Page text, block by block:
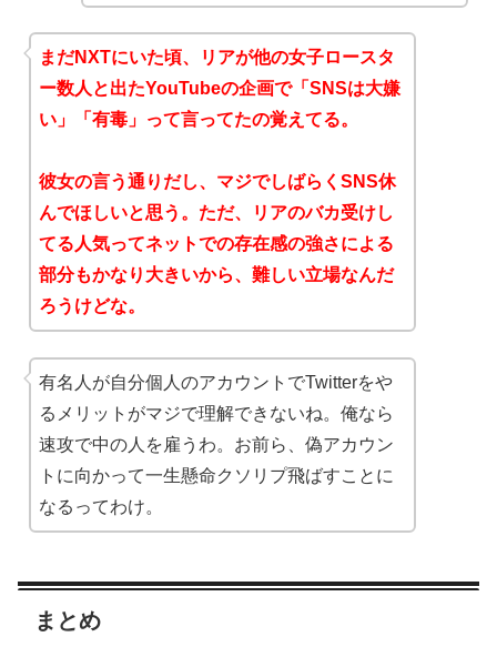
まだNXTにいた頃、リアが他の女子ロースタ
ー数人と出たYouTubeの企画で「SNSは大嫌
い」「有毒」って言ってたの覚えてる。
彼女の言う通りだし、マジでしばらくSNS休
んでほしいと思う。ただ、リアのバカ受けし
てる人気ってネットでの存在感の強さによる
部分もかなり大きいから、難しい立場なんだ
ろうけどな。
有名人が自分個人のアカウントでTwitterをや
るメリットがマジで理解できないね。俺なら
速攻で中の人を雇うわ。お前ら、偽アカウン
トに向かって一生懸命クソリプ飛ばすことに
なるってわけ。
まとめ